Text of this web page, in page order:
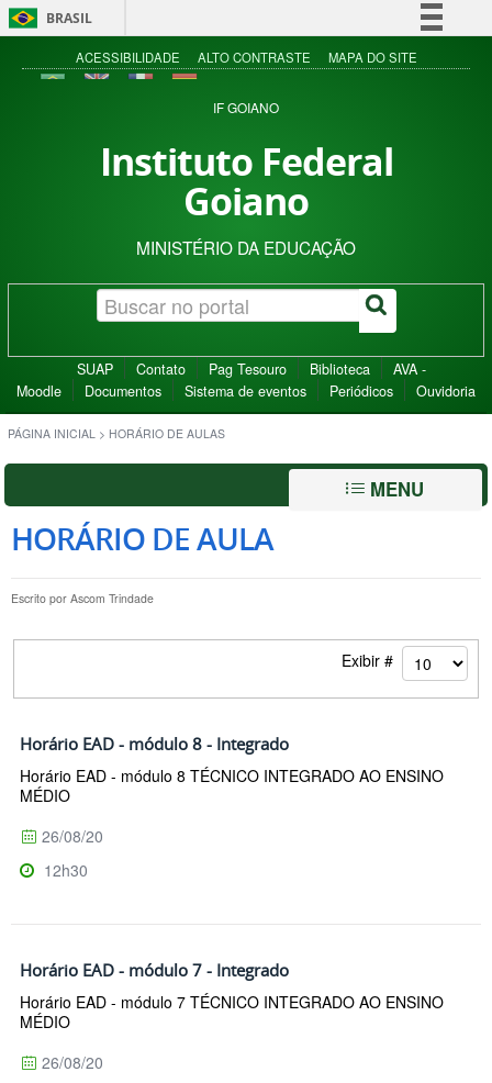
BRASIL
Simplifique!
Acesso à informação
ACESSIBILIDADE ALTO CONTRASTE MAPA DO SITE
IF GOIANO
Instituto Federal
Goiano
MINISTÉRIO DA EDUCAÇÃO
SUAP Contato Pag Tesouro Biblioteca
AVA -
Moodle
Documentos Sistema de eventos Periódicos Ouvidoria
PÁGINA INICIAL > HORÁRIO DE AULAS
MENU
HORÁRIO DE AULA
Escrito por Ascom Trindade
Exibir #
Horário EAD - módulo 8 - Integrado
Horário EAD - módulo 8 TÉCNICO INTEGRADO AO ENSINO
MÉDIO
26/08/20
12h30
Horário EAD - módulo 7 - Integrado
Horário EAD - módulo 7 TÉCNICO INTEGRADO AO ENSINO
MÉDIO
26/08/20